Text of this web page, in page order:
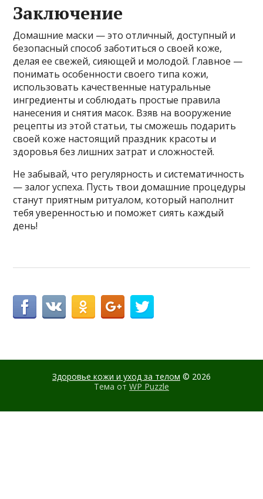
Заключение
Домашние маски — это отличный, доступный и
безопасный способ заботиться о своей коже,
делая ее свежей, сияющей и молодой. Главное —
понимать особенности своего типа кожи,
использовать качественные натуральные
ингредиенты и соблюдать простые правила
нанесения и снятия масок. Взяв на вооружение
рецепты из этой статьи, ты сможешь подарить
своей коже настоящий праздник красоты и
здоровья без лишних затрат и сложностей.
Не забывай, что регулярность и систематичность
— залог успеха. Пусть твои домашние процедуры
станут приятным ритуалом, который наполнит
тебя уверенностью и поможет сиять каждый
день!
Здоровье кожи и уход за телом © 2026
Тема от WP Puzzle